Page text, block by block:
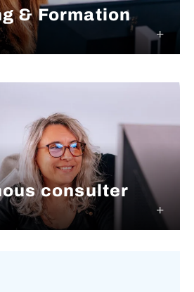
& Formation
consulter